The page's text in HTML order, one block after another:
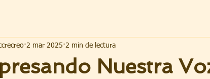
Nuestra
2 mar 2025 2 min de lectura